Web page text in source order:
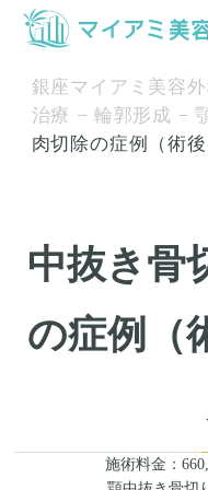
銀座マイアミ美容外
治療
輪郭形成
肉切除の症例（術後
中抜き骨
の症例（
施術料金：